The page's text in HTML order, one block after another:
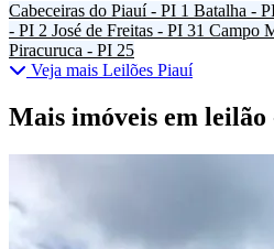
Cabeceiras do Piauí - PI 1 Batalha -
- PI 2 José de Freitas - PI 31 Campo
Piracuruca - PI 25
Veja mais Leilões Piauí
Mais imóveis em